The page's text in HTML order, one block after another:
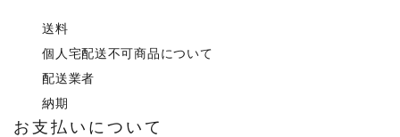
送料
個人宅配送不可商品について
配送業者
納期
お支払いについて